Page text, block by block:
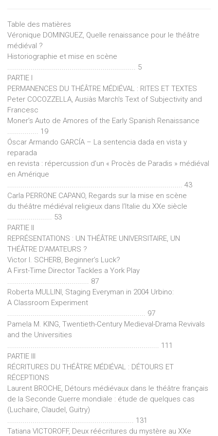
Table des matières
Véronique DOMINGUEZ, Quelle renaissance pour le théâtre
médiéval ?
Historiographie et mise en scène
.................................................................. 5
PARTIE I
PERMANENCES DU THÉÂTRE MÉDIÉVAL : RITES ET TEXTES
Peter COCOZZELLA, Ausiàs March's Text of Subjectivity and
Francesc
Moner’s Auto de Amores of the Early Spanish Renaissance
................ 19
Óscar Armando GARCÍA – La sentencia dada en vista y
reparada
en revista : répercussion d’un « Procès de Paradis » médiéval
en Amérique
.......................................................................................... 43
Carla PERRONE CAPANO, Regards sur la mise en scène
du théâtre médiéval religieux dans l’Italie du XXe siècle
....................... 53
PARTIE II
REPRÉSENTATIONS : UN THÉÂTRE UNIVERSITAIRE, UN
THÉÂTRE D’AMATEURS ?
Victor I. SCHERB, Beginner’s Luck?
A First-Time Director Tackles a York Play
.......................................... 87
Roberta MULLINI, Staging Everyman in 2004 Urbino:
A Classroom Experiment
....................................................................... 97
Pamela M. KING, Twentieth-Century Medieval-Drama Revivals
and the Universities
.............................................................................. 111
PARTIE III
RÉCRITURES DU THÉÂTRE MÉDIÉVAL : DÉTOURS ET
RÉCEPTIONS
Laurent BROCHE, Détours médiévaux dans le théâtre français
de la Seconde Guerre mondiale : étude de quelques cas
(Luchaire, Claudel, Guitry)
................................................................. 131
Tatiana VICTOROFF, Deux réécritures du mystère au XXe